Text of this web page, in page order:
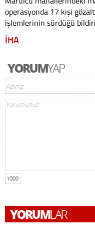
operasyonda 17 kişi
işlemlerinin sürdüğü
İHA
1000